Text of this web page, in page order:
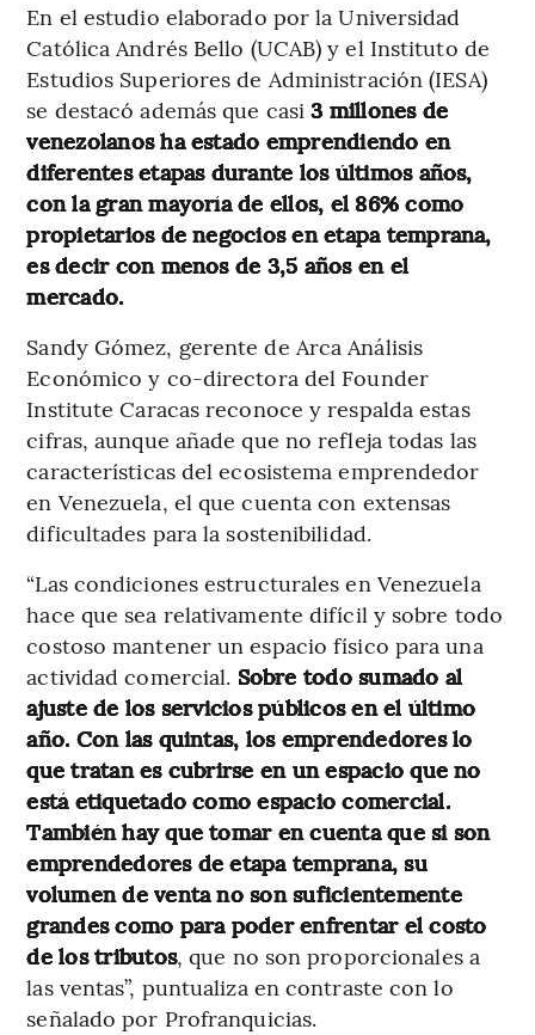
En el estudio elaborado por la Universidad
Católica Andrés Bello (UCAB) y el Instituto de
Estudios Superiores de Administración (IESA)
se destacó además que casi 3 millones de
venezolanos ha estado emprendiendo en
diferentes etapas durante los últimos años,
con la gran mayoría de ellos, el 86% como
propietarios de negocios en etapa temprana,
es decir con menos de 3,5 años en el
mercado.
Sandy Gómez, gerente de Arca Análisis
Económico y co-directora del Founder
Institute Caracas reconoce y respalda estas
cifras, aunque añade que no refleja todas las
características del ecosistema emprendedor
en Venezuela, el que cuenta con extensas
dificultades para la sostenibilidad.
“Las condiciones estructurales en Venezuela
hace que sea relativamente difícil y sobre todo
costoso mantener un espacio físico para una
actividad comercial. Sobre todo sumado al
ajuste de los servicios públicos en el último
año. Con las quintas, los emprendedores lo
que tratan es cubrirse en un espacio que no
está etiquetado como espacio comercial.
También hay que tomar en cuenta que si son
emprendedores de etapa temprana, su
volumen de venta no son suficientemente
grandes como para poder enfrentar el costo
de los tributos, que no son proporcionales a
las ventas”, puntualiza en contraste con lo
señalado por Profranquicias.